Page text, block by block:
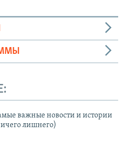
важные новости и истории
лишнего)